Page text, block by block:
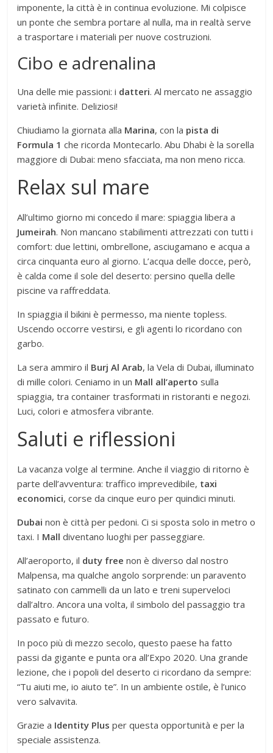
imponente, la città è in continua evoluzione. Mi colpisce
un ponte che sembra portare al nulla, ma in realtà serve
a trasportare i materiali per nuove costruzioni.
Cibo e adrenalina
Una delle mie passioni: i datteri. Al mercato ne assaggio
varietà infinite. Deliziosi!
Chiudiamo la giornata alla Marina, con la pista di
Formula 1 che ricorda Montecarlo. Abu Dhabi è la sorella
maggiore di Dubai: meno sfacciata, ma non meno ricca.
Relax sul mare
All’ultimo giorno mi concedo il mare: spiaggia libera a
Jumeirah. Non mancano stabilimenti attrezzati con tutti i
comfort: due lettini, ombrellone, asciugamano e acqua a
circa cinquanta euro al giorno. L’acqua delle docce, però,
è calda come il sole del deserto: persino quella delle
piscine va raffreddata.
In spiaggia il bikini è permesso, ma niente topless.
Uscendo occorre vestirsi, e gli agenti lo ricordano con
garbo.
La sera ammiro il Burj Al Arab, la Vela di Dubai, illuminato
di mille colori. Ceniamo in un Mall all’aperto sulla
spiaggia, tra container trasformati in ristoranti e negozi.
Luci, colori e atmosfera vibrante.
Saluti e riflessioni
La vacanza volge al termine. Anche il viaggio di ritorno è
parte dell’avventura: traffico imprevedibile, taxi
economici, corse da cinque euro per quindici minuti.
Dubai non è città per pedoni. Ci si sposta solo in metro o
taxi. I Mall diventano luoghi per passeggiare.
All’aeroporto, il duty free non è diverso dal nostro
Malpensa, ma qualche angolo sorprende: un paravento
satinato con cammelli da un lato e treni superveloci
dall’altro. Ancora una volta, il simbolo del passaggio tra
passato e futuro.
In poco più di mezzo secolo, questo paese ha fatto
passi da gigante e punta ora all’Expo 2020. Una grande
lezione, che i popoli del deserto ci ricordano da sempre:
“Tu aiuti me, io aiuto te”. In un ambiente ostile, è l’unico
vero salvavita.
Grazie a Identity Plus per questa opportunità e per la
speciale assistenza.